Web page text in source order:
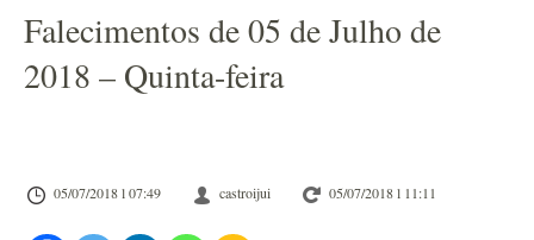
Falecimentos de 05 de Julho de
2018 – Quinta-feira
05/07/2018 l 07:49 castroijui 05/07/2018 l 11:11